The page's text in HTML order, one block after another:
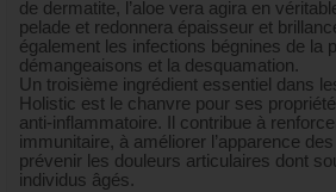
de dermatite, l’aloe vera agira en
pelade et redonnera épaisseur et
également les infections bégnines de la
démangeaisons et la desquamation.
Un troisième ingrédient essentiel dans
Holistic est le chanvre pour ses
anti-inflammatoire. Il contribue à
immunitaire, à améliorer l’apparence
prévenir les douleurs articulaires dont
individus âgés.